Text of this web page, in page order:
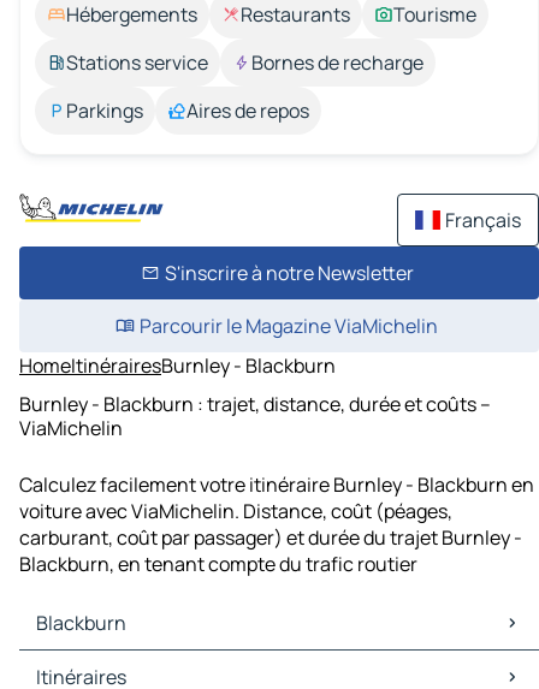
Hébergements Restaurants
Tourisme
Stations service
Bornes de recharge
Parkings
Aires de repos
Français
S'inscrire à notre Newsletter
Parcourir le Magazine ViaMichelin
HomeItinérairesBurnley - Blackburn
Burnley - Blackburn : trajet, distance, durée et coûts –
ViaMichelin
Calculez facilement votre itinéraire Burnley - Blackburn en
voiture avec ViaMichelin. Distance, coût (péages,
carburant, coût par passager) et durée du trajet Burnley -
Blackburn, en tenant compte du trafic routier
Blackburn
Blackburn Cartes et plans
Itinéraires